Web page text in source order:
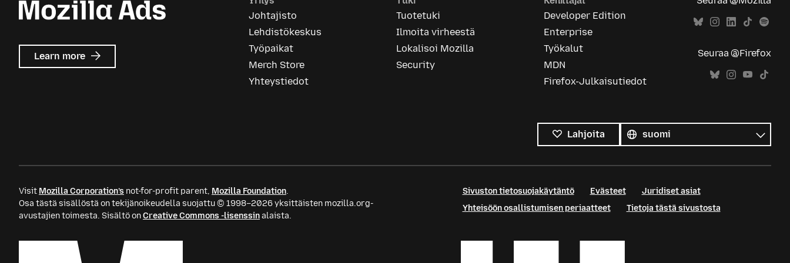
Learn more about
Mozilla
Johtajisto
Lehdistökeskus
Työpaikat
Merch Store
Yhteystiedot
Tuotetuki
Ilmoita virheestä
Lokalisoi Mozilla
Security
Developer Edition
Enterprise
Työkalut
MDN
Firefox-Julkaisutiedot
Seuraa @Firefox
Lahjoita
kielet
Kieli
Visit Mozilla Corporation’s not-for-profit parent, Mozilla Foundation.
Osa tästä sisällöstä on tekijänoikeudella suojattu © 1998–2026 yksittäisten mozilla.org-
avustajien toimesta. Sisältö onCreative Commons -lisenssinalaista.
Sivuston tietosuojakäytäntö Evästeet
Juridiset asiat
Yhteisöön osallistumisen periaatteet
Tietoja tästä sivustosta